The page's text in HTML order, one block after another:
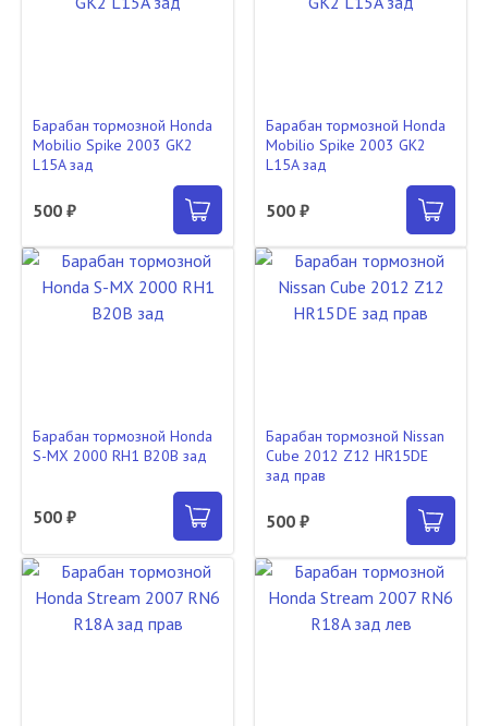
Барабан тормозной Honda
Mobilio Spike 2003 GK2
L15A зад
500 ₽
Барабан тормозной Honda
Mobilio Spike 2003 GK2
L15A зад
500 ₽
Барабан тормозной Honda
S-MX 2000 RH1 B20B зад
500 ₽
Барабан тормозной Nissan
Cube 2012 Z12 HR15DE
зад прав
500 ₽